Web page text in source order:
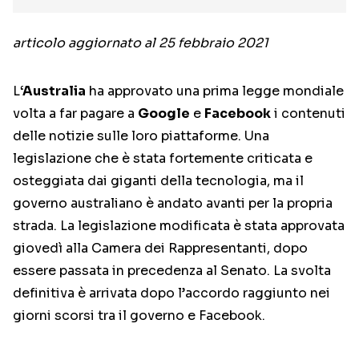
articolo aggiornato al 25 febbraio 2021
L‘Australia ha approvato una prima legge mondiale
volta a far pagare a Google e Facebooki contenuti
delle notizie sulle loro piattaforme. Una
legislazione che è stata fortemente criticata e
osteggiata dai giganti della tecnologia, ma il
governo australiano è andato avanti per la propria
strada. La legislazione modificata è stata approvata
giovedì alla Camera dei Rappresentanti, dopo
essere passata in precedenza al Senato. La svolta
definitiva è arrivata dopo l’accordo raggiunto nei
giorni scorsi tra il governo e Facebook.